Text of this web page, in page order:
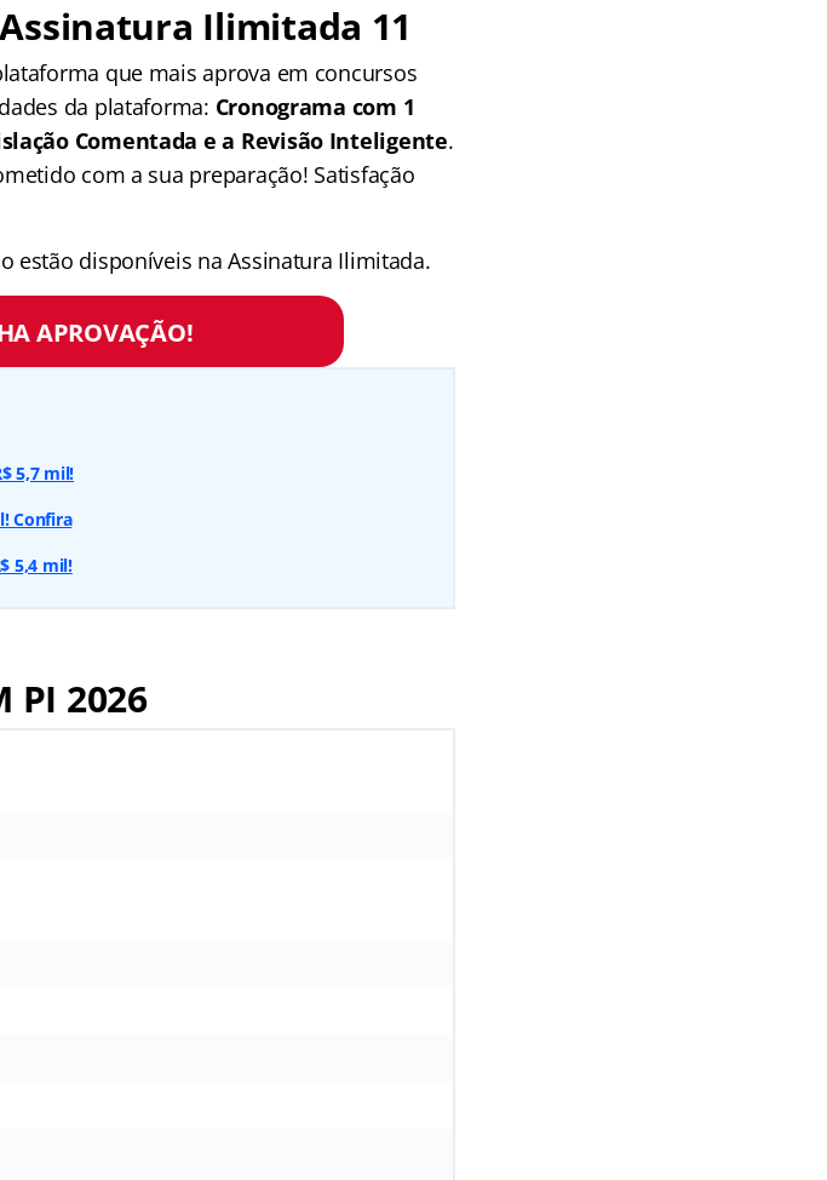
Ilimitada 11
que mais aprova em concursos
da plataforma: Cronograma com 1
Comentada e a Revisão Inteligente.
com a sua preparação! Satisfação
estão disponíveis na Assinatura Ilimitada.
APROVAÇÃO!
5,7 mil!
Confira
5,4 mil!
PI 2026